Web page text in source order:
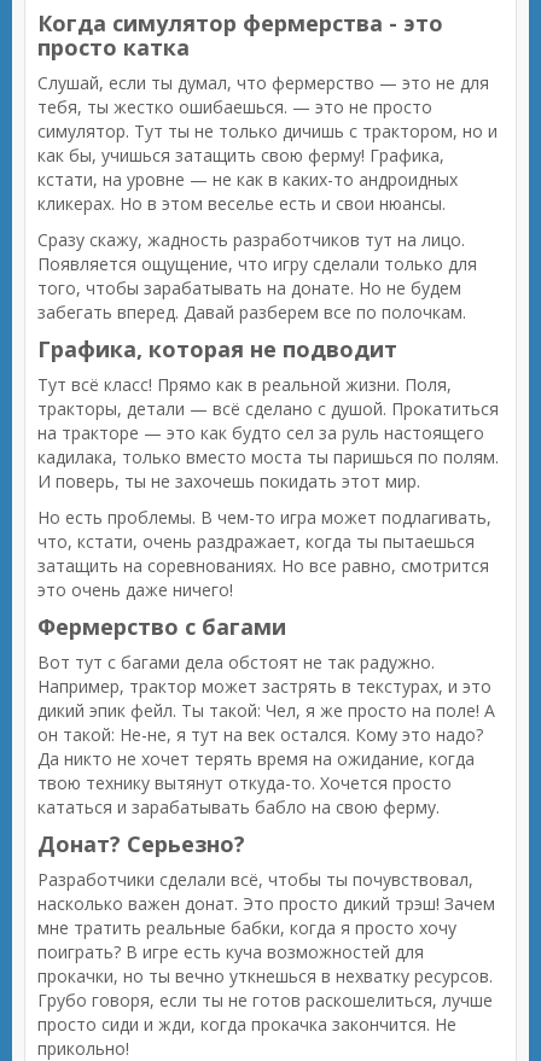
Когда симулятор фермерства - это
просто катка
Слушай, если ты думал, что фермерство — это не для
тебя, ты жестко ошибаешься. — это не просто
симулятор. Тут ты не только дичишь с трактором, но и
как бы, учишься затащить свою ферму! Графика,
кстати, на уровне — не как в каких-то андроидных
кликерах. Но в этом веселье есть и свои нюансы.
Сразу скажу, жадность разработчиков тут на лицо.
Появляется ощущение, что игру сделали только для
того, чтобы зарабатывать на донате. Но не будем
забегать вперед. Давай разберем все по полочкам.
Графика, которая не подводит
Тут всё класс! Прямо как в реальной жизни. Поля,
тракторы, детали — всё сделано с душой. Прокатиться
на тракторе — это как будто сел за руль настоящего
кадилака, только вместо моста ты паришься по полям.
И поверь, ты не захочешь покидать этот мир.
Но есть проблемы. В чем-то игра может подлагивать,
что, кстати, очень раздражает, когда ты пытаешься
затащить на соревнованиях. Но все равно, смотрится
это очень даже ничего!
Фермерство с багами
Вот тут с багами дела обстоят не так радужно.
Например, трактор может застрять в текстурах, и это
дикий эпик фейл. Ты такой: Чел, я же просто на поле! А
он такой: Не-не, я тут на век остался. Кому это надо?
Да никто не хочет терять время на ожидание, когда
твою технику вытянут откуда-то. Хочется просто
кататься и зарабатывать бабло на свою ферму.
Донат? Серьезно?
Разработчики сделали всё, чтобы ты почувствовал,
насколько важен донат. Это просто дикий трэш! Зачем
мне тратить реальные бабки, когда я просто хочу
поиграть? В игре есть куча возможностей для
прокачки, но ты вечно уткнешься в нехватку ресурсов.
Грубо говоря, если ты не готов раскошелиться, лучше
просто сиди и жди, когда прокачка закончится. Не
прикольно!